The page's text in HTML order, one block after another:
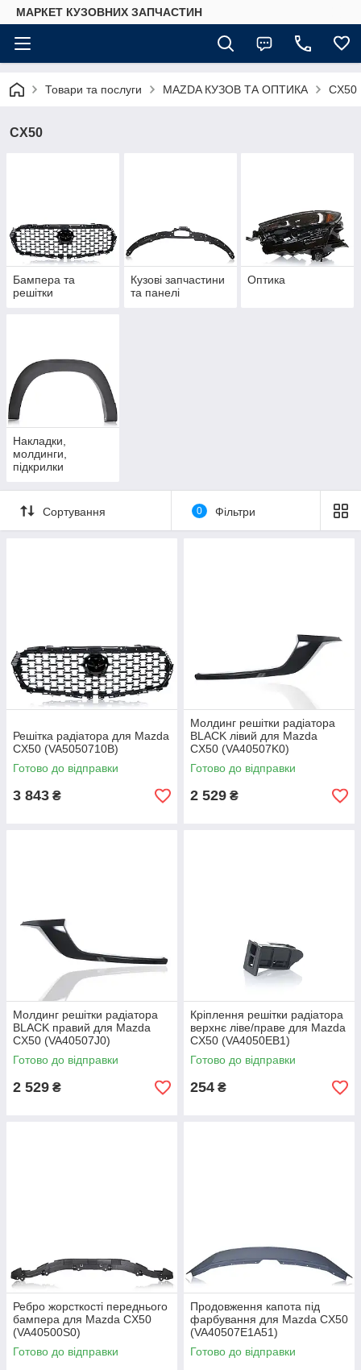
МАРКЕТ КУЗОВНИХ ЗАПЧАСТИН
Товари та послуги MAZDA КУЗОВ ТА ОПТИКА CX50
CX50
Бампера та
решітки
Кузові запчастини
та панелі
Оптика
Накладки,
молдинги,
підкрилки
Сортування 0 Фільтри
Решітка радіатора для Mazda
CX50 (VA5050710B)
Готово до відправки
3 843 ₴
Молдинг решітки радіатора
BLACK лівий для Mazda
CX50 (VA40507K0)
Готово до відправки
2 529 ₴
Молдинг решітки радіатора
BLACK правий для Mazda
CX50 (VA40507J0)
Готово до відправки
2 529 ₴
Кріплення решітки радіатора
верхнє ліве/праве для Mazda
CX50 (VA4050EB1)
Готово до відправки
254 ₴
Ребро жорсткості переднього
бампера для Mazda CX50
(VA40500S0)
Готово до відправки
Продовження капота під
фарбування для Mazda CX50
(VA40507E1A51)
Готово до відправки